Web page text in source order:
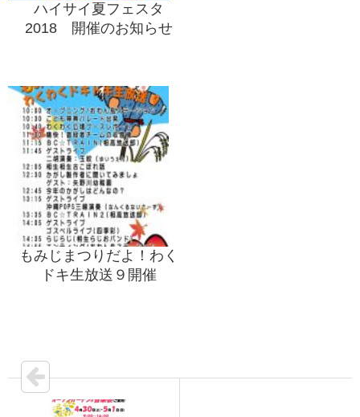
ハイサイ夏フェスタ
2018 開催のお知らせ
もみじまつりだよ！わく
ドキ生放送９開催